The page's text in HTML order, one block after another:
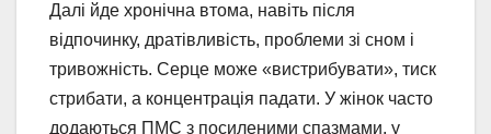
Далі йде хронічна втома, навіть після
відпочинку, дратівливість, проблеми зі сном і
тривожність. Серце може «вистрибувати», тиск
стрибати, а концентрація падати. У жінок часто
додаються ПМС з посиленими спазмами, у